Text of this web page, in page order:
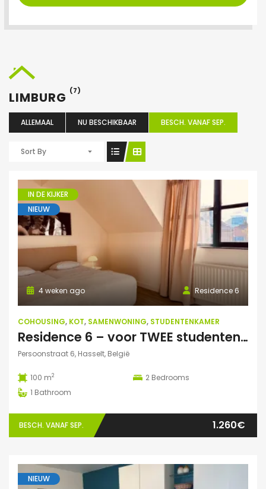
LIMBURG (7)
ALLEMAAL NU BESCHIKBAAR BESCH. VANAF SEP.
Sort By
IN DE KIJKER
NIEUW
Residence 6
4 weken ago
COHOUSING, KOT, SAMENWONING, STUDENTENKAMER
Residence 6 – voor TWEE studenten: Exclusieve studentenduplex
Persoonstraat 6, Hasselt, België
100 m2 2 Bedrooms
1 Bathroom
BESCH. VANAF SEP. 1.260€
NIEUW